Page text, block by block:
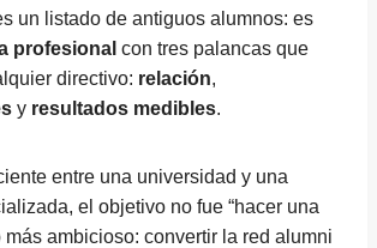
un listado de antiguos alumnos: es
profesional con tres palancas que
directivo: relación,
y resultados medibles.
entre una universidad y una
el objetivo no fue “hacer una
más ambicioso: convertir la red alumni